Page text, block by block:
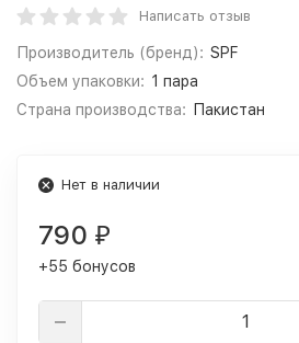
Написать отзыв
Производитель (бренд): SPF
Объем упаковки: 1 пара
Страна производства:
Пакистан
Нет в наличии
790 ₽
+55 бонусов